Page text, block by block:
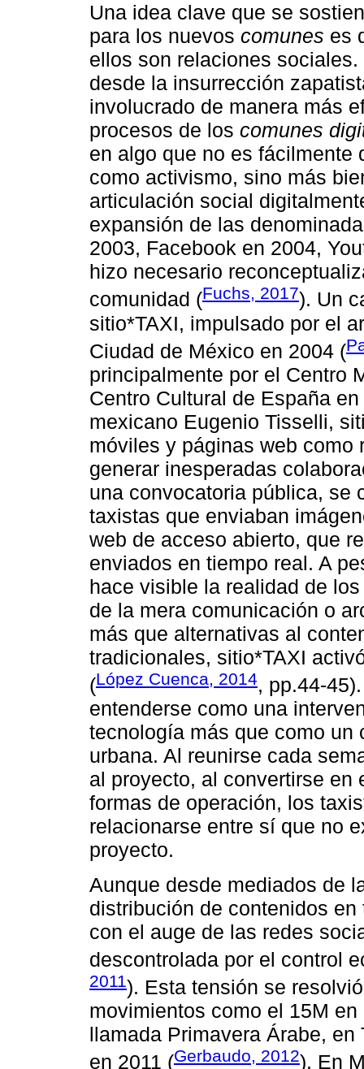
Una idea clave que se
para los nuevos comunes es
ellos son relaciones
desde la insurrección
involucrado de manera más
procesos de los comunes
en algo que no es
como activismo, sino más
articulación social
expansión de las
2003, Facebook en 2004,
hizo necesario
comunidad (Fuchs, 2017). Un
sitio*TAXI, impulsado por el
Ciudad de México en 2004 (
principalmente por el Centro
Centro Cultural de España
mexicano Eugenio Tisselli,
móviles y páginas web como
generar inesperadas
una convocatoria pública, se
taxistas que enviaban
web de acceso abierto, que
enviados en tiempo real. A
hace visible la realidad de
de la mera comunicación o
más que alternativas al
tradicionales, sitio*TAXI
(López Cuenca, 2014, pp.44-
entenderse como una
tecnología más que como un
urbana. Al reunirse cada
al proyecto, al convertirse en
formas de operación, los
relacionarse entre sí que no
proyecto.
Aunque desde mediados de
distribución de contenidos
con el auge de las redes
descontrolada por el control
2011). Esta tensión se
movimientos como el 15M
llamada Primavera Árabe,
en 2011 (Gerbaudo, 2012). En